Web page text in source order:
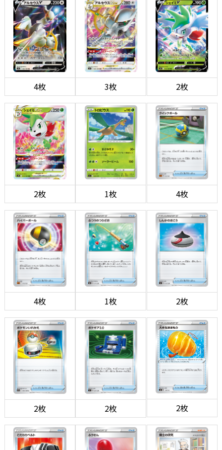
4枚 3枚 2枚
2枚 1枚 4枚
4枚 1枚 2枚
2枚 2枚 2枚